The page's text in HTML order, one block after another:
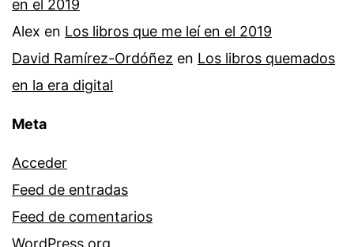
en el 2019
Alex en Los libros que me leí en el 2019
David Ramírez-Ordóñez en Los libros quemados
en la era digital
Meta
Acceder
Feed de entradas
Feed de comentarios